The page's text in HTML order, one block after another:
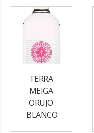
TERRA
MEIGA
ORUJO
BLANCO